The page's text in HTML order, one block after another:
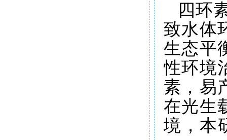
四环
致水体
生态平
性环境
素，易
在光生
境，本